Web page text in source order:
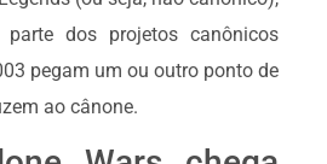
dos projetos canônicos
pegam um ou outro ponto de
ao cânone.